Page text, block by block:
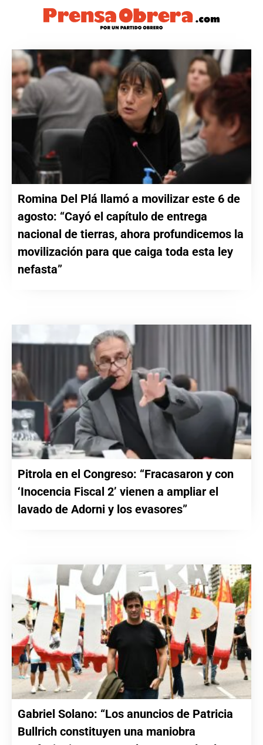
Romina Del Plá llamó a movilizar este 6 de
agosto: “Cayó el capítulo de entrega
nacional de tierras, ahora profundicemos la
movilización para que caiga toda esta ley
nefasta”
Pitrola en el Congreso: “Fracasaron y con
‘Inocencia Fiscal 2’ vienen a ampliar el
lavado de Adorni y los evasores”
Gabriel Solano: “Los anuncios de Patricia
Bullrich constituyen una maniobra